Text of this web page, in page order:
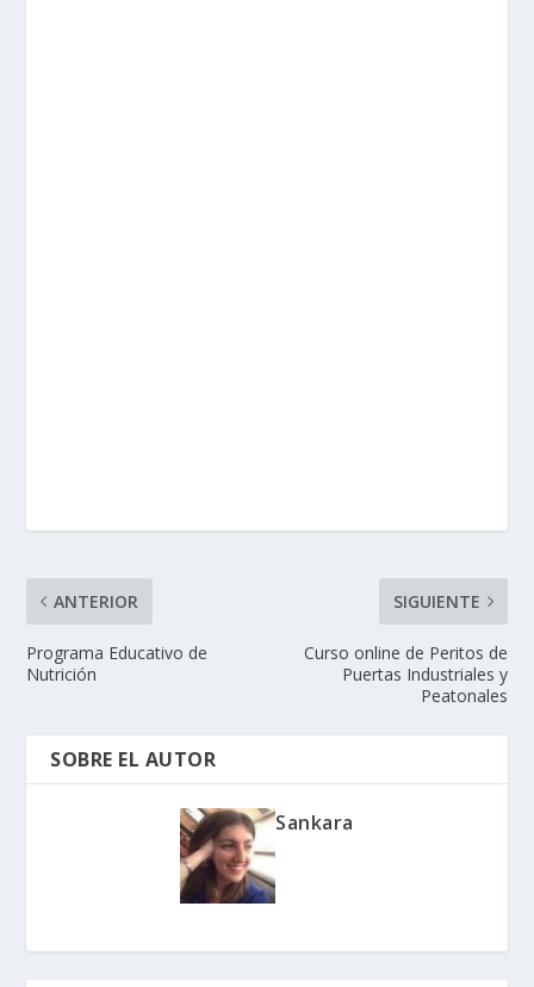
ANTERIOR
Programa Educativo de
Nutrición
SIGUIENTE
Curso online de Peritos de
Puertas Industriales y
Peatonales
SOBRE EL AUTOR
Sankara